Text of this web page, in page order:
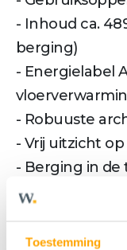
Toestemming
- Inhoud ca.
berging)
- Energielabel
- Robuuste
- Vrij uitzicht
- Berging in de
- Parkeren op